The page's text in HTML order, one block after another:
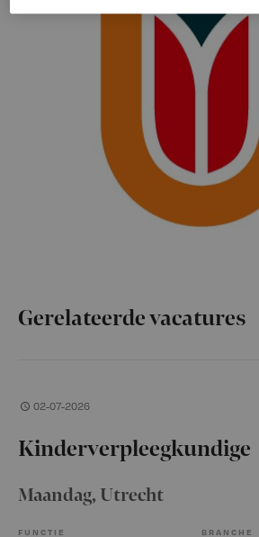
Gerelateerde vacatures
02-07-2026
Kinderverpleegkundige
Maandag, Utrecht
FUNCTIE BRANCHE